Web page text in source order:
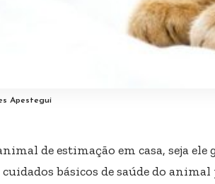
Apestegui
de estimação em casa, seja
básicos de saúde do